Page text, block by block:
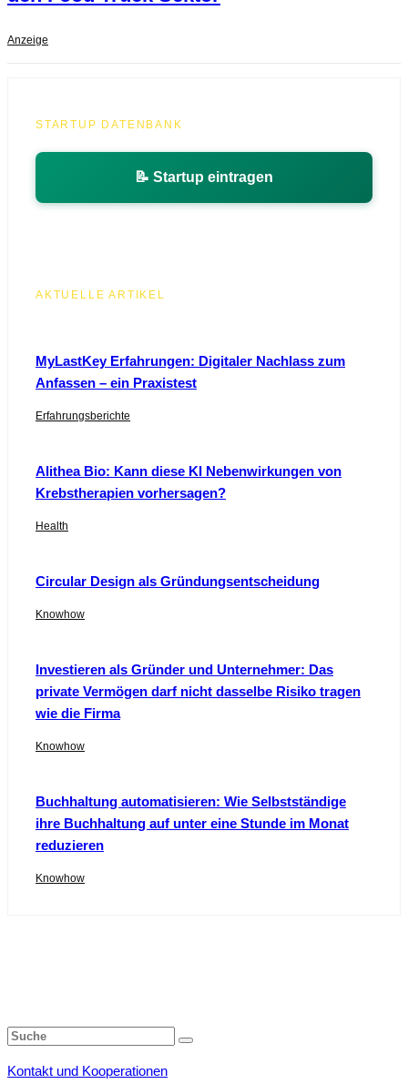
Anzeige
STARTUP DATENBANK
📝 Startup eintragen
AKTUELLE ARTIKEL
MyLastKey Erfahrungen: Digitaler Nachlass zum
Anfassen – ein Praxistest
Erfahrungsberichte
Alithea Bio: Kann diese KI Nebenwirkungen von
Krebstherapien vorhersagen?
Health
Circular Design als Gründungsentscheidung
Knowhow
Investieren als Gründer und Unternehmer: Das
private Vermögen darf nicht dasselbe Risiko tragen
wie die Firma
Knowhow
Buchhaltung automatisieren: Wie Selbstständige
ihre Buchhaltung auf unter eine Stunde im Monat
reduzieren
Knowhow
Kontakt und Kooperationen